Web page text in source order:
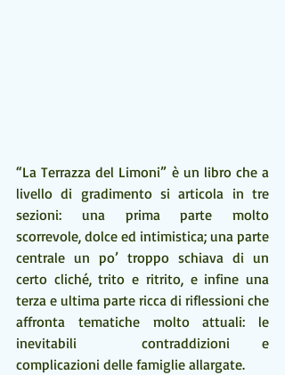
“La Terrazza del Limoni” è un libro che a
livello di gradimento si articola in tre
sezioni: una prima parte molto
scorrevole, dolce ed intimistica; una parte
centrale un po’ troppo schiava di un
certo cliché, trito e ritrito, e infine una
terza e ultima parte ricca di riflessioni che
affronta tematiche molto attuali: le
inevitabili  contraddizioni e
complicazioni delle famiglie allargate.